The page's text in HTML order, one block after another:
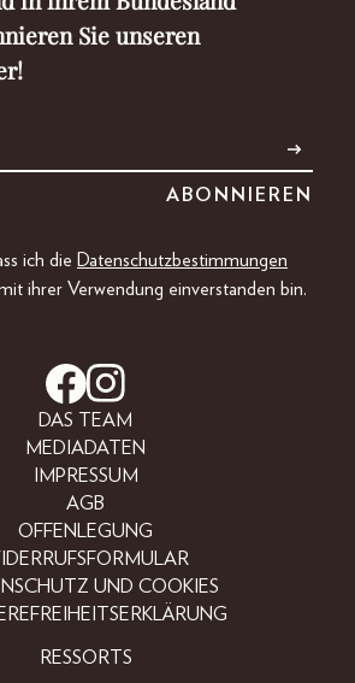
Sie unseren
ich die Datenschutzbestimmungen
ihrer Verwendung einverstanden bin.
DAS TEAM
MEDIADATEN
IMPRESSUM
AGB
OFFENLEGUNG
UND COOKIES
RESSORTS